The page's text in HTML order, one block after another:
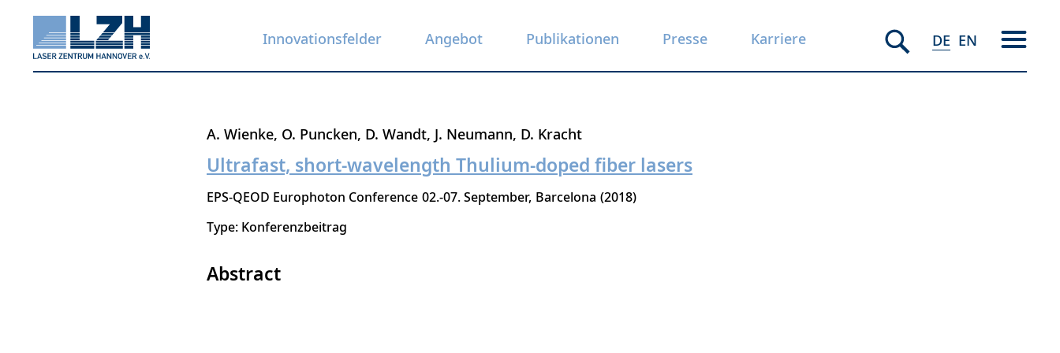
Innovationsfelder Angebot Publikationen Presse Karriere DE EN
A. Wienke O. Puncken D. Wandt J. Neumann D. Kracht
Ultrafast, short-wavelength Thulium-doped fiber lasers
EPS-QEOD Europhoton Conference 02.-07. September Barcelona 2018
Type: Konferenzbeitrag
Abstract